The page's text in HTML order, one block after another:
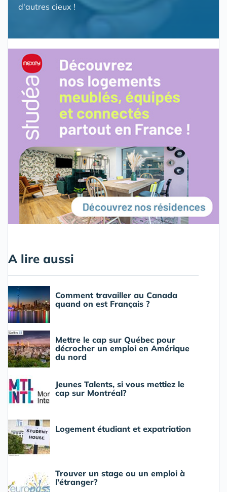
d'autres cieux !
A lire aussi
Comment travailler au Canada
quand on est Français ?
Mettre le cap sur Québec pour
décrocher un emploi en Amérique
du nord
Jeunes Talents, si vous mettiez le
cap sur Montréal?
Logement étudiant et expatriation
Trouver un stage ou un emploi à
l'étranger?